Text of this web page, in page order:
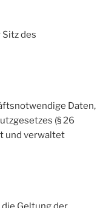
des
Daten,
(§ 26
und verwaltet